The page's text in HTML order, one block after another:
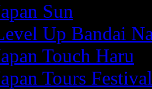
Sun
Up Bandai
Touch Haru
Tours Festival